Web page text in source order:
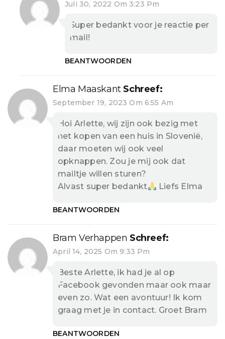
Juli 30, 2022 Om 3:23 Pm
Super bedankt voor je reactie per
mail!
BEANTWOORDEN
Elma Maaskant Schreef:
September 19, 2023 Om 6:55 Am
Hoi Arlette, wij zijn ook bezig met
het kopen van een huis in Slovenië,
daar moeten wij ook veel
opknappen. Zou je mij ook dat
mailtje willen sturen?
Alvast super bedankt
Liefs Elma
BEANTWOORDEN
Bram Verhappen Schreef:
April 14, 2025 Om 9:33 Pm
Beste Arlette, ik had je al op
Facebook gevonden maar ook maar
even zo. Wat een avontuur! Ik kom
graag met je in contact. Groet Bram
BEANTWOORDEN